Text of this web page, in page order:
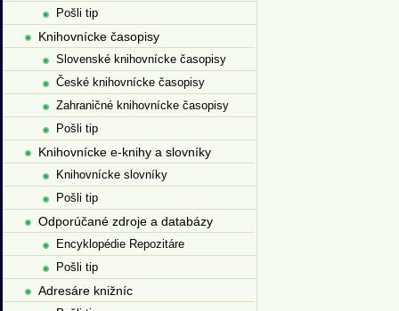
Pošli tip
Knihovnícke časopisy
Slovenské knihovnícke časopisy
České knihovnícke časopisy
Zahraničné knihovnícke časopisy
Pošli tip
Knihovnícke e-knihy a slovníky
Knihovnícke slovníky
Pošli tip
Odporúčané zdroje a databázy
Encyklopédie Repozitáre
Pošli tip
Adresáre knižníc